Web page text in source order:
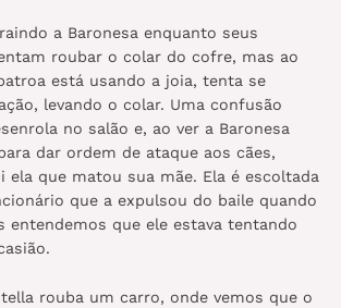
a Baronesa enquanto seus
roubar o colar do cofre, mas ao
está usando a joia, tenta se
levando o colar. Uma confusão
no salão e, ao ver a Baronesa
dar ordem de ataque aos cães,
ela que matou sua mãe. Ela é escoltada
que a expulsou do baile quando
entendemos que ele estava tentando
rouba um carro, onde vemos que o